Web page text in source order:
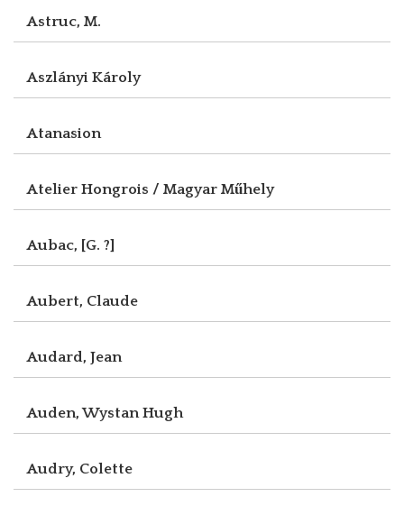
Astruc, M.
Aszlányi Károly
Atanasion
Atelier Hongrois / Magyar Műhely
Aubac, [G. ?]
Aubert, Claude
Audard, Jean
Auden, Wystan Hugh
Audry, Colette